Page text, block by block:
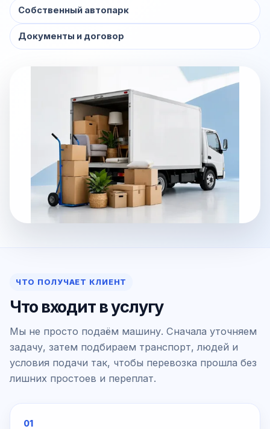
Собственный автопарк
Документы и договор
ЧТО ПОЛУЧАЕТ КЛИЕНТ
Что входит в услугу
Мы не просто подаём машину. Сначала уточняем
задачу, затем подбираем транспорт, людей и
условия подачи так, чтобы перевозка прошла без
лишних простоев и переплат.
01